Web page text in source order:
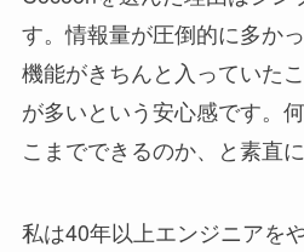
す。情報量が圧倒的に多か
機能がきちんと入っていた
が多いという安心感です。
こまでできるのか、と素直に
私は40年以上エンジニアを